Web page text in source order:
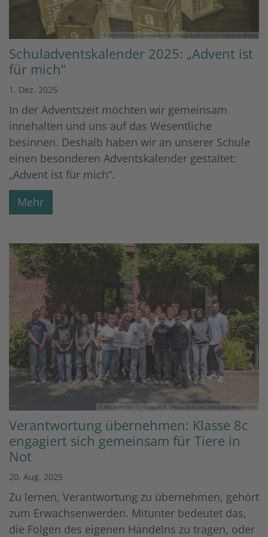
© Bischöfliches Gymnasium St. Ursula Geilenkirchen (Vanessa Blees)
Schuladventskalender 2025: „Advent ist
für mich“
1. Dez. 2025
In der Adventszeit möchten wir gemeinsam
innehalten und uns auf das Wesentliche
besinnen. Deshalb haben wir an unserer Schule
einen besonderen Adventskalender gestaltet:
„Advent ist für mich“.
Mehr
© Bischöfliches Gymnasium St. Ursula Geilenkirchen (Chris Nettelrodt)
Verantwortung übernehmen: Klasse 8c
engagiert sich gemeinsam für Tiere in
Not
20. Aug. 2025
Zu lernen, Verantwortung zu übernehmen, gehört
zum Erwachsenwerden. Mitunter bedeutet das,
die Folgen des eigenen Handelns zu tragen, oder